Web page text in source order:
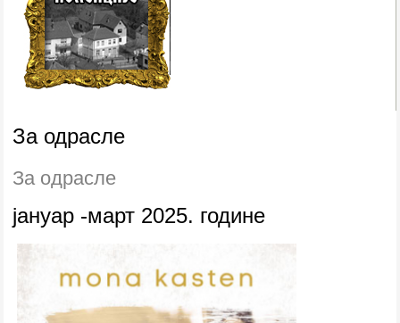
За одрасле
За одрасле
јануар -март 2025. године